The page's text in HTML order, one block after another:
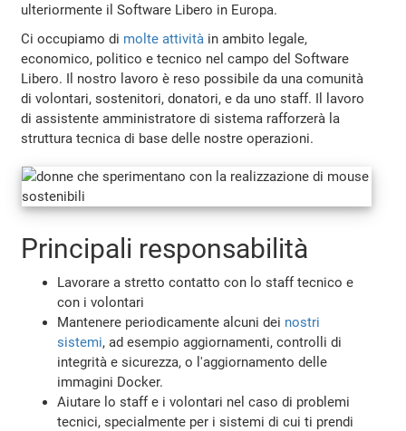
ulteriormente il Software Libero in Europa.
Ci occupiamo di molte attività in ambito legale,
economico, politico e tecnico nel campo del Software
Libero. Il nostro lavoro è reso possibile da una comunità
di volontari, sostenitori, donatori, e da uno staff. Il lavoro
di assistente amministratore di sistema rafforzerà la
struttura tecnica di base delle nostre operazioni.
Principali responsabilità
Lavorare a stretto contatto con lo staff tecnico e
con i volontari
Mantenere periodicamente alcuni dei nostri
sistemi, ad esempio aggiornamenti, controlli di
integrità e sicurezza, o l'aggiornamento delle
immagini Docker.
Aiutare lo staff e i volontari nel caso di problemi
tecnici, specialmente per i sistemi di cui ti prendi